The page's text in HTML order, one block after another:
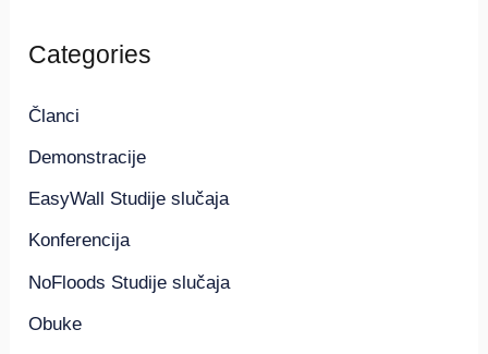
Categories
Članci
Demonstracije
EasyWall Studije slučaja
Konferencija
NoFloods Studije slučaja
Obuke